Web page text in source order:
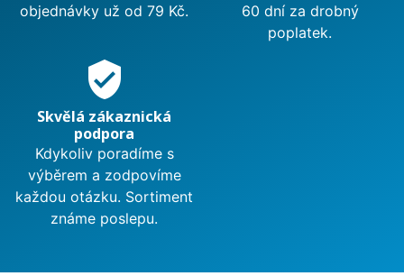
objednávky už od 79 Kč.
60 dní za drobný
poplatek.
verified_user
Skvělá zákaznická
podpora
Kdykoliv poradíme s
výběrem a zodpovíme
každou otázku. Sortiment
známe poslepu.